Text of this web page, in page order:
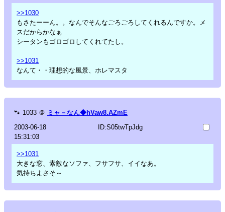
>>1030
もさたーーん。。なんでそんなごろごろしてくれるんですか。メ
スだからかなぁ
シータンもゴロゴロしてくれてたし。
>>1031
なんて・・理想的な風景、ホレマスタ
🐾 1033 ＠ ミャ－なん◆hVaw8.AZmE
2003-06-18
15:31:03
ID:S05twTpJdg
>>1031
大きな窓、素敵なソファ、フサフサ、イイなあ。
気持ちよさそ～